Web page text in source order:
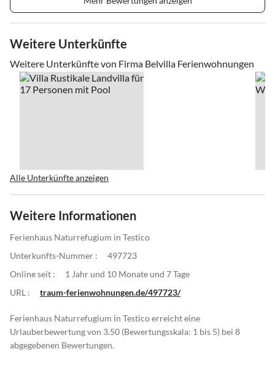
Weitere Unterkünfte
Weitere Unterkünfte von Firma Belvilla Ferienwohnungen
Alle Unterkünfte anzeigen
Weitere Informationen
Ferienhaus Naturrefugium in Testico
Unterkunfts-Nummer :
497723
Online seit :
1 Jahr und 10 Monate und 7 Tage
URL :
traum-ferienwohnungen.de/497723/
Ferienhaus Naturrefugium in Testico erreicht eine
Urlauberbewertung von 3.50 (Bewertungsskala: 1 bis 5) bei 8
abgegebenen Bewertungen.